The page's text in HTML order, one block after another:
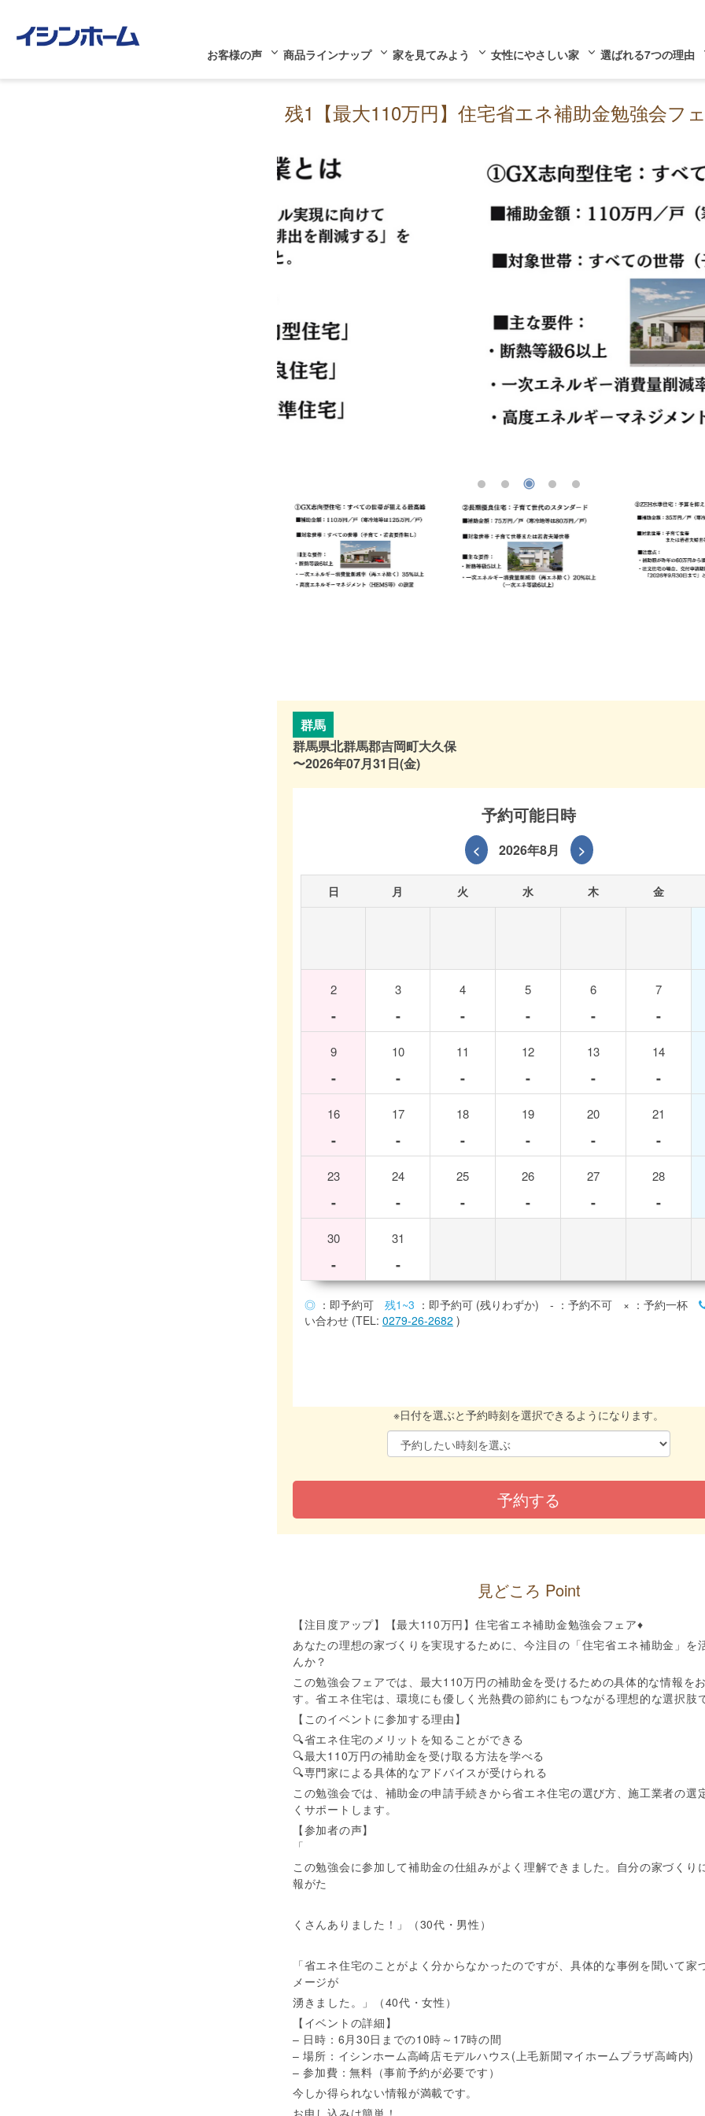
お客様の声
商品ラインナップ 家を見てみよう 女性にやさしい家 選ばれる7つの理由
残1【最大110万円】住宅省エネ補助金勉強会フ
群馬
群馬県北群馬郡吉岡町大久保
〜2026年07月31日(金)
予約可能日時
< 2026年8月 >
日 月 火 水 木 金
2
-
3
-
4
-
5
-
6
-
7
-
9
-
10
-
11
-
12
-
13
-
14
-
16
-
17
-
18
-
19
-
20
-
21
-
23
-
24
-
25
-
26
-
27
-
28
-
30
-
31
-
◎ ：即予約可 残1~3 ：即予約可 (残りわずか) - ：予約不可 × ：予約一杯
い合わせ (TEL: 0279-26-2682 )
※日付を選ぶと予約時刻を選択できるようになります。
見どころ Point
【注目度アップ】【最大110万円】住宅省エネ補助金勉強会フェア♦
あなたの理想の家づくりを実現するために、今注目の「住宅省エネ補助金」を
んか？
この勉強会フェアでは、最大110万円の補助金を受けるための具体的な情報を
す。省エネ住宅は、環境にも優しく光熱費の節約にもつながる理想的な選択肢で
【このイベントに参加する理由】
🔍省エネ住宅のメリットを知ることができる
🔍最大110万円の補助金を受け取る方法を学べる
🔍専門家による具体的なアドバイスが受けられる
この勉強会では、補助金の申請手続きから省エネ住宅の選び方、施工業者の選
くサポートします。
【参加者の声】
「
この勉強会に参加して補助金の仕組みがよく理解できました。自分の家づくり
報がた
くさんありました！」（30代・男性）
「省エネ住宅のことがよく分からなかったのですが、具体的な事例を聞いて家
メージが
湧きました。」（40代・女性）
【イベントの詳細】
– 日時：6月30日までの10時～17時の間
– 場所：イシンホーム高崎店モデルハウス(上毛新聞マイホームプラザ高崎内)
– 参加費：無料（事前予約が必要です）
今しか得られない情報が満載です。
お申し込みは簡単！